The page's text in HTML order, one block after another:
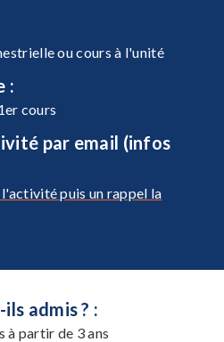
ou cours à l'unité
:
cours
par email (infos
puis un rappel la
admis ? :
à partir de 3 ans